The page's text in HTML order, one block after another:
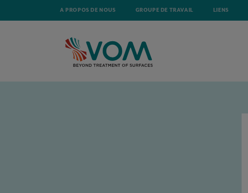
A PROPOS DE NOUS GROUPE DE TRAVAIL LIENS
ACCUEIL ACTUALITÉ LE CETS RECHERCHE UN EXPERT PFAS